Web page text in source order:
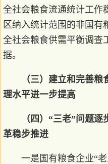
全社会粮食流通统计工作
区纳入统计范围的非国有
全社会粮食供需平衡调查
据。
（三）建立和完善
理水平进一步提高
（四）“三老”问题
革稳步推进
一是国有粮食企业“老